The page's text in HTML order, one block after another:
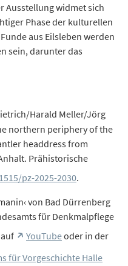
Ausstellung widmet sich
Phase der kulturellen
aus Eilsleben werden
sein, darunter das
Harald Meller/Jörg
northern periphery of the
headdress from
Prähistorische
pz-2025-2030.
von Bad Dürrenberg
für Denkmalpflege
YouTubeoder in der
für Vorgeschichte Halle